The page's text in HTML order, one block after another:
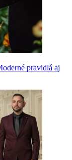
pravidlá aj